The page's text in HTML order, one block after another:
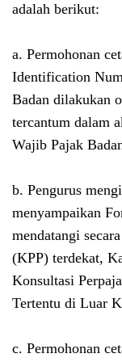
adalah berikut:
a. Permohonan
Identification
Badan dilakukan
tercantum dalam
Wajib Pajak
b. Pengurus
menyampaikan
mendatangi
(KPP) terdekat,
Konsultasi
Tertentu di Luar
c. Permohonan